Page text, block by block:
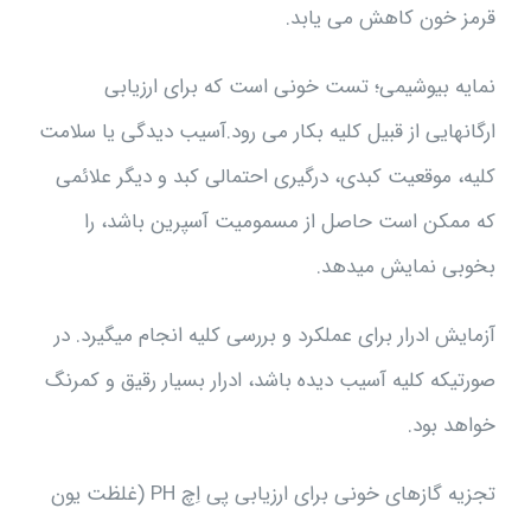
قرمز خون کاهش می یابد.
نمایه بیوشیمی؛ تست خونی است که برای ارزیابی
ارگانهایی از قبیل کلیه بکار می رود.آسیب دیدگی یا سلامت
کلیه، موقعیت کبدی، درگیری احتمالی کبد و دیگر علائمی
که ممکن است حاصل از مسمومیت آسپرین باشد، را
بخوبی نمایش میدهد.
آزمایش ادرار برای عملکرد و بررسی کلیه انجام میگیرد. در
صورتیکه کلیه آسیب دیده باشد، ادرار بسیار رقیق و کمرنگ
خواهد بود.
تجزیه گازهای خونی برای ارزیابی پی اِچ PH (غلظت یون